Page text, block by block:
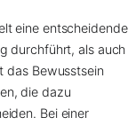
eine entscheidende
durchführt, als auch
das Bewusstsein
die dazu
Bei einer